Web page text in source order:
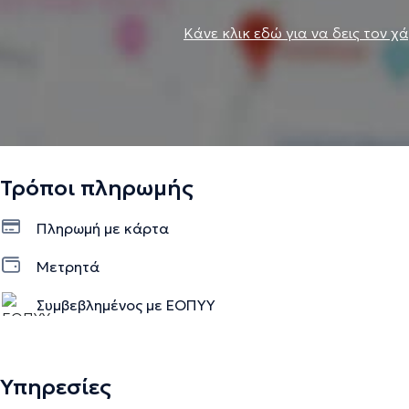
Κάνε κλικ εδώ για να δεις τον
Τρόποι πληρωμής
Πληρωμή με κάρτα
Μετρητά
Συμβεβλημένος με ΕΟΠΥΥ
Υπηρεσίες